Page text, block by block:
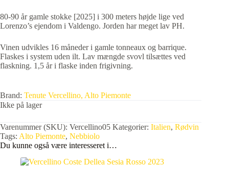
80-90 år gamle stokke [2025] i 300 meters højde lige ved
Lorenzo’s ejendom i Valdengo. Jorden har meget lav PH.
Vinen udvikles 16 måneder i gamle tonneaux og barrique.
Flaskes i system uden ilt. Lav mængde svovl tilsættes ved
flaskning. 1,5 år i flaske inden frigivning.
Brand: Tenute Vercellino, Alto Piemonte
Ikke på lager
Varenummer (SKU): Vercellino05 Kategorier: Italien, Rødvin
Tags: Alto Piemonte, Nebbiolo
Du kunne også være interesseret i…